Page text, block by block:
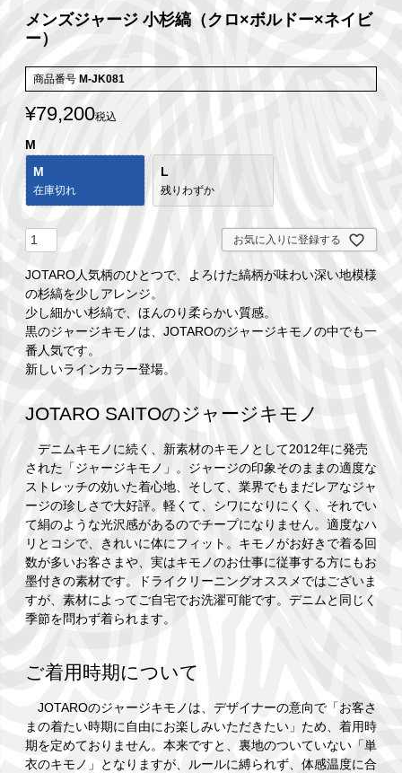
メンズジャージ 小杉縞（クロ×ボルドー×ネイビ
ー）
商品番号 M-JK081
¥79,200税込
M
M
在庫切れ
L
残りわずか
お気に入りに登録する
JOTARO人気柄のひとつで、よろけた縞柄が味わい深い地模様
の杉縞を少しアレンジ。
少し細かい杉縞で、ほんのり柔らかい質感。
黒のジャージキモノは、JOTAROのジャージキモノの中でも一
番人気です。
新しいラインカラー登場。
JOTARO SAITOのジャージキモノ
デニムキモノに続く、新素材のキモノとして2012年に発売
された「ジャージキモノ」。ジャージの印象そのままの適度な
ストレッチの効いた着心地、そして、業界でもまだレアなジャ
ージの珍しさで大好評。軽くて、シワになりにくく、それでい
て絹のような光沢感があるのでチープになりません。適度なハ
リとコシで、きれいに体にフィット。キモノがお好きで着る回
数が多いお客さまや、実はキモノのお仕事に従事する方にもお
墨付きの素材です。ドライクリーニングオススメではございま
すが、素材によってご自宅でお洗濯可能です。デニムと同じく
季節を問わず着られます。
ご着用時期について
JOTAROのジャージキモノは、デザイナーの意向で「お客さ
まの着たい時期に自由にお楽しみいただきたい」ため、着用時
期を定めておりません。本来ですと、裏地のついていない「単
衣のキモノ」となりますが、ルールに縛られず、体感温度に合